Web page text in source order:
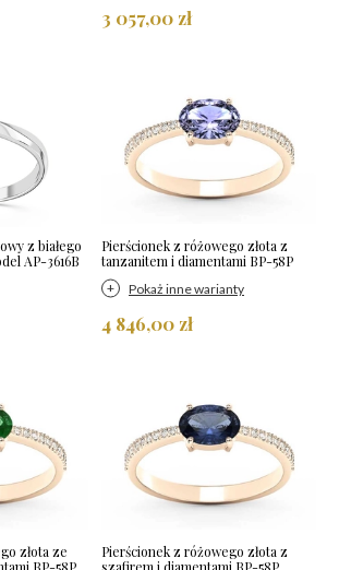
3 057,00 zł
z białego
AP-3616B
Pierścionek z różowego złota z
tanzanitem i diamentami BP-58P
Pokaż inne warianty
4 846,00 zł
złota ze
BP-58P
Pierścionek z różowego złota z
szafirem i diamentami BP-58P